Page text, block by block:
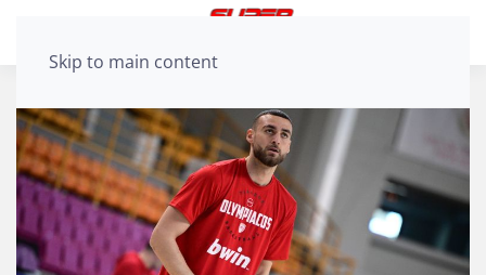
Skip to main content